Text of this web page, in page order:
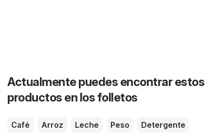
Actualmente puedes encontrar estos
productos en los folletos
Café Arroz Leche Peso Detergente